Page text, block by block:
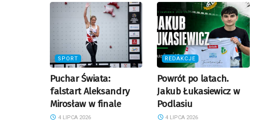
SPORT
Puchar Świata:
falstart Aleksandry
Mirosław w finale
4 LIPCA 2026
REDAKCJE
Powrót po latach.
Jakub Łukasiewicz w
Podlasiu
4 LIPCA 2026